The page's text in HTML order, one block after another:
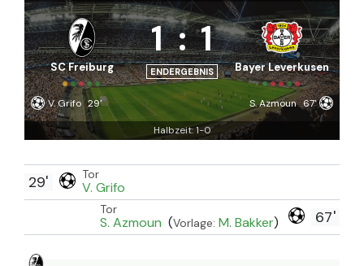
SC Freiburg
1 : 1
ENDERGEBNIS Bayer Leverkusen
V. Grifo 29' S. Azmoun 67'
Halbzeit: 1-0
Tor
V. Grifo
29'
67'
Tor
S. Azmoun (Vorlage: M. Bakker)